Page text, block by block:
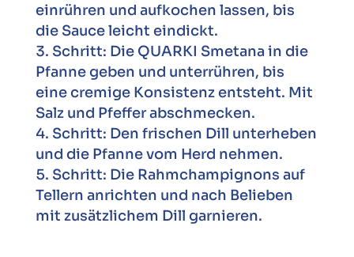
einrühren und aufkochen lassen, bis
die Sauce leicht eindickt.
Schritt: Die QUARKI Smetana in die
Pfanne geben und unterrühren, bis
eine cremige Konsistenz entsteht. Mit
Salz und Pfeffer abschmecken.
Schritt: Den frischen Dill unterheben
und die Pfanne vom Herd nehmen.
Schritt: Die Rahmchampignons auf
Tellern anrichten und nach Belieben
mit zusätzlichem Dill garnieren.